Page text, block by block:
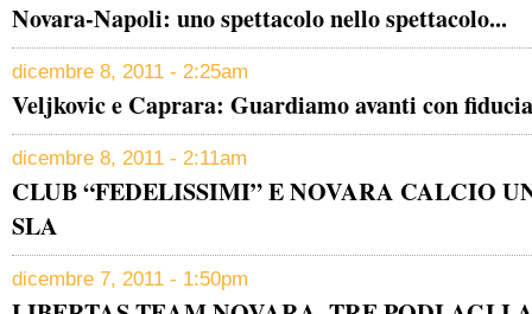
Novara-Napoli: uno spettacolo nello spettacolo...
dicembre 8, 2011 - 2:25am
Veljkovic e Caprara: Guardiamo avanti con fiducia
dicembre 8, 2011 - 2:11am
CLUB “FEDELISSIMI” E NOVARA CALCIO
SLA
dicembre 7, 2011 - 1:50pm